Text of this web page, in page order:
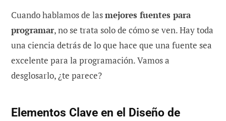
Cuando hablamos de lasmejores fuentes para
programar, no se trata solo de cómo se ven. Hay toda
una ciencia detrás de lo que hace que una fuente sea
excelente para la programación. Vamos a
desglosarlo, ¿te parece?
Elementos Clave en el Diseño de